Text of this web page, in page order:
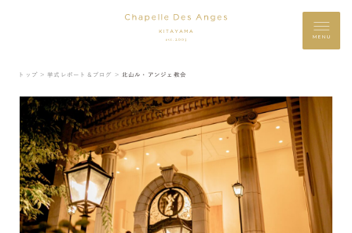
MENU
トップ ＞ 挙式レポート＆ブログ ＞ 北山ル・アンジェ教会